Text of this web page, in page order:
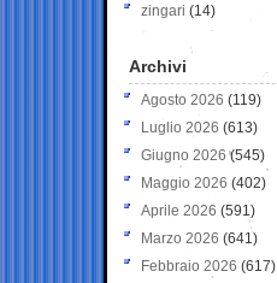
zingari (14)
Archivi
Agosto 2026 (119)
Luglio 2026 (613)
Giugno 2026 (545)
Maggio 2026 (402)
Aprile 2026 (591)
Marzo 2026 (641)
Febbraio 2026 (617)